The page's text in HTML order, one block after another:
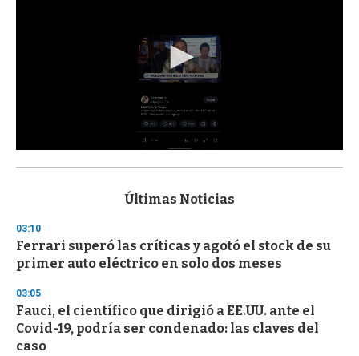
s
d
s
o
f
3
s
e
c
o
Últimas Noticias
03:10
Ferrari superó las críticas y agotó el stock de su
primer auto eléctrico en solo dos meses
03:05
Fauci, el científico que dirigió a EE.UU. ante el
Covid-19, podría ser condenado: las claves del
caso